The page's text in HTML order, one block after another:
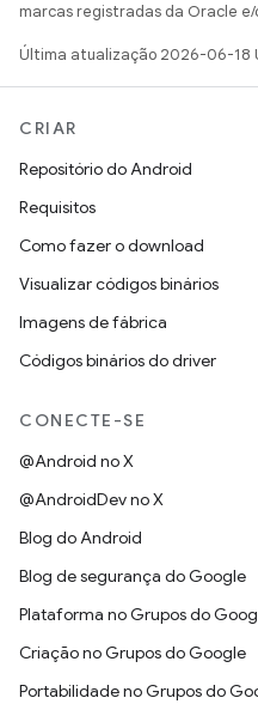
marcas registradas da Oracle e/
Última atualização 2026-06-18
CRIAR
Repositório do Android
Requisitos
Como fazer o download
Visualizar códigos binários
Imagens de fábrica
Códigos binários do driver
CONECTE-SE
@Android no X
@AndroidDev no X
Blog do Android
Blog de segurança do Google
Plataforma no Grupos do
Criação no Grupos do Google
Portabilidade no Grupos do